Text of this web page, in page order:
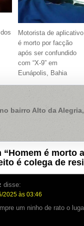
Motorista de aplicativo
é morto por facção
após ser confundido
com “X-9” em
Eunápolis, Bahia
bairro Alto da Alegria,
“Homem é morto
é colega de
disse:
2025 às 03:46
um ninho de rato o